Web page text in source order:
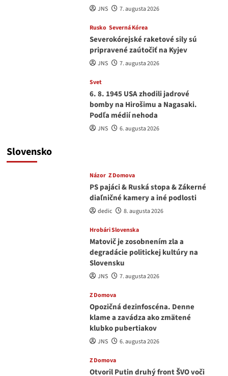
JNS 7. augusta 2026
Rusko Severná Kórea
Severokórejské raketové sily sú
pripravené zaútočiť na Kyjev
JNS 7. augusta 2026
Svet
6. 8. 1945 USA zhodili jadrové
bomby na Hirošimu a Nagasaki.
Podľa médií nehoda
JNS 6. augusta 2026
Slovensko
Názor Z Domova
PS pajáci & Ruská stopa & Zákerné
diaľničné kamery a iné podlosti
dedic 8. augusta 2026
Hrobári Slovenska
Matovič je zosobnením zla a
degradácie politickej kultúry na
Slovensku
JNS 7. augusta 2026
Z Domova
Opozičná dezinfoscéna. Denne
klame a zavádza ako zmätené
klubko pubertiakov
JNS 6. augusta 2026
Z Domova
Otvoril Putin druhý front ŠVO voči